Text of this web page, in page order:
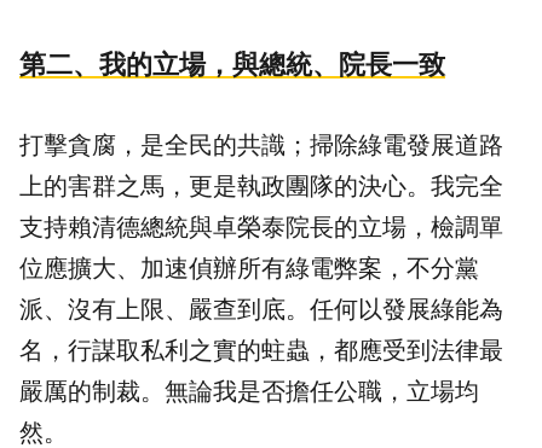
第二、我的立場，與總統、院長一致
打擊貪腐，是全民的共識；掃除綠電發展道路
上的害群之馬，更是執政團隊的決心。我完全
支持賴清德總統與卓榮泰院長的立場，檢調單
位應擴大、加速偵辦所有綠電弊案，不分黨
派、沒有上限、嚴查到底。任何以發展綠能為
名，行謀取私利之實的蛀蟲，都應受到法律最
嚴厲的制裁。無論我是否擔任公職，立場均
然。